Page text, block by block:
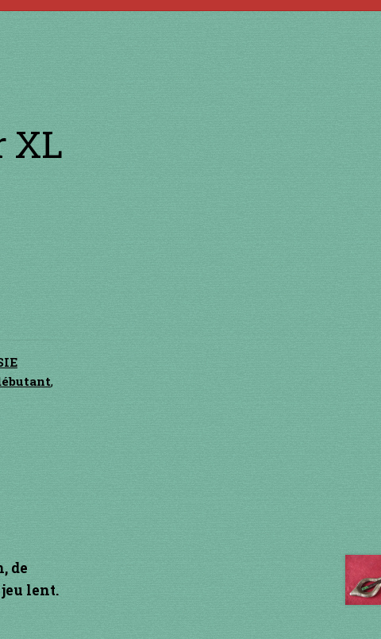
jouer de la guimbarde….
XL
,
de
lent.